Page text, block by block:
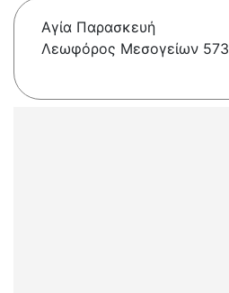
Αγία Παρασκευή
Λεωφόρος Μεσογείων 573